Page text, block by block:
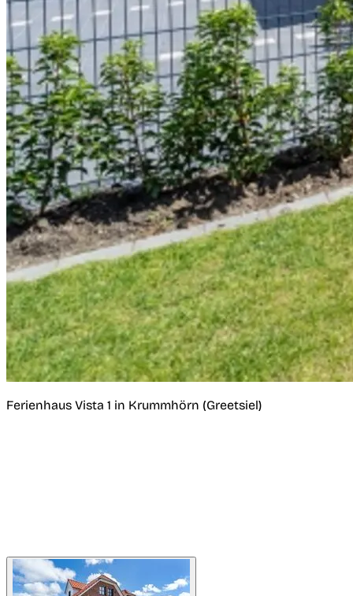
Ferienhaus Vista 1 in Krummhörn (Greetsiel)